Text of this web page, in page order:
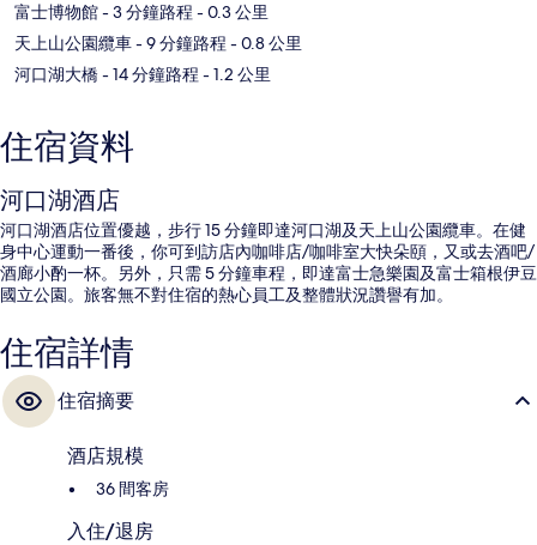
富士博物館- 3 分鐘路程 - 0.3 公里
天上山公園纜車- 9 分鐘路程 - 0.8 公里
河口湖大橋- 14 分鐘路程 - 1.2 公里
住宿資料
河口湖酒店
河口湖酒店位置優越，步行 15 分鐘即達河口湖及天上山公園纜車。在健
身中心運動一番後，你可到訪店內咖啡店/咖啡室大快朵頤，又或去酒吧/
酒廊小酌一杯。另外，只需 5 分鐘車程，即達富士急樂園及富士箱根伊豆
國立公園。旅客無不對住宿的熱心員工及整體狀況讚譽有加。
住宿詳情
住宿摘要
酒店規模
36 間客房
入住/退房